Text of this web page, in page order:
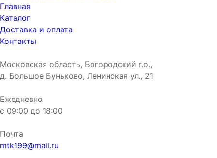
Главная
Каталог
Доставка и оплата
Контакты
Московская область, Богородский г.о.,
д. Большое Буньково, Ленинская ул., 21
Ежедневно
с 09:00 до 18:00
Почта
mtk199@mail.ru